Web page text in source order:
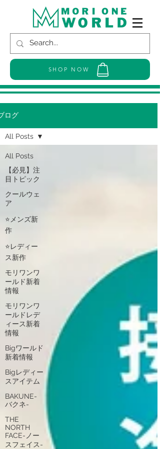
SHOP NOW
ログ
All Posts
【必見】注
目トピック
クールウェ
ア
⭐メンズ新
作
⭐レディー
ス新作
モリワンワ
ールド新着
情報
モリワンワ
ールドレデ
ィース新着
情報
Bigワールド
新着情報
Bigレディー
スアイテム
BAKUNE-
バクネ-
THE
NORTH
FACE-ノー
スフェイス-
All Posts